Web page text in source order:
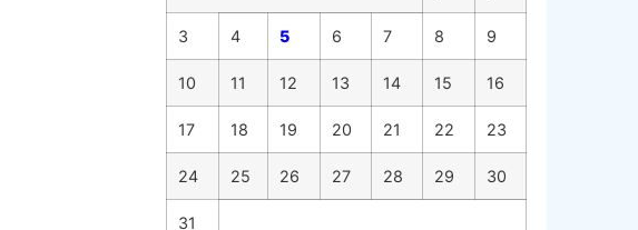
3 4 5 6 7 8 9
10 11 12 13 14 15 16
17 18 19 20 21 22 23
24 25 26 27 28 29 30
31